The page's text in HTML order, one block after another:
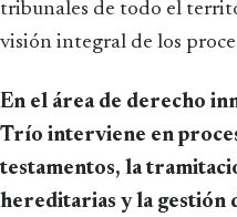
tribunales de todo el
visión integral de los
En el área de derecho
Trío interviene en
testamentos, la
hereditarias y la gestión